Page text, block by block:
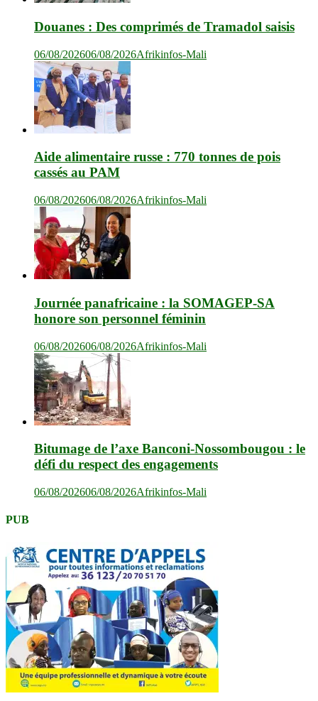
Douanes : Des comprimés de Tramadol saisis
06/08/202606/08/2026Afrikinfos-Mali
Aide alimentaire russe : 770 tonnes de pois
cassés au PAM
06/08/202606/08/2026Afrikinfos-Mali
Journée panafricaine : la SOMAGEP-SA
honore son personnel féminin
06/08/202606/08/2026Afrikinfos-Mali
Bitumage de l’axe Banconi-Nossombougou : le
défi du respect des engagements
06/08/202606/08/2026Afrikinfos-Mali
PUB